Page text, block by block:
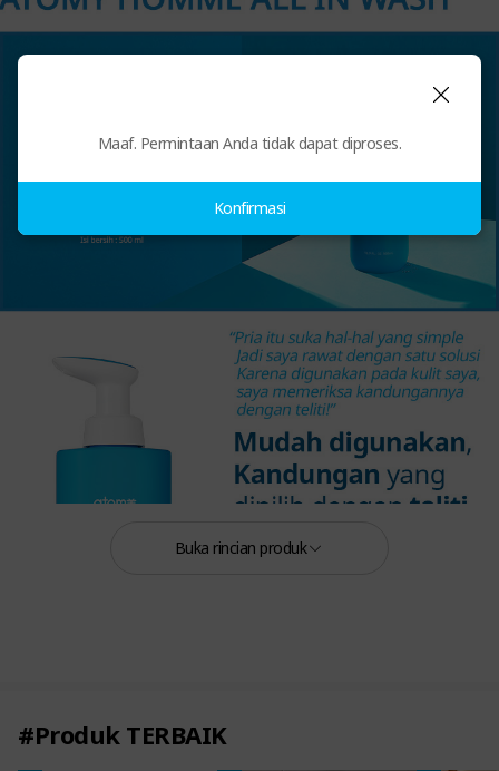
Buka rincian produk
#Produk TERBAIK
Maaf. Permintaan Anda tidak dapat diproses.
Konfirmasi